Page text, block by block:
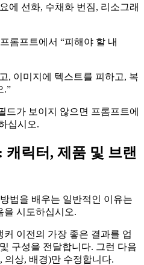
에 선화, 수채화 번짐, 리소그래
롬프트에서 “피해야 할 내
, 이미지에 텍스트를 피하고, 복
.”
드가 보이지 않으면 프롬프트에
십시오.
캐릭터, 제품 및 브랜
법을 배우는 일반적인 이유는
을 시도하십시오.
이전의 가장 좋은 결과를 업
구성을 전달합니다. 그런 다음
의상, 배경)만 수정합니다.